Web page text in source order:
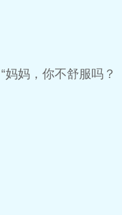
妈，你不舒服吗？